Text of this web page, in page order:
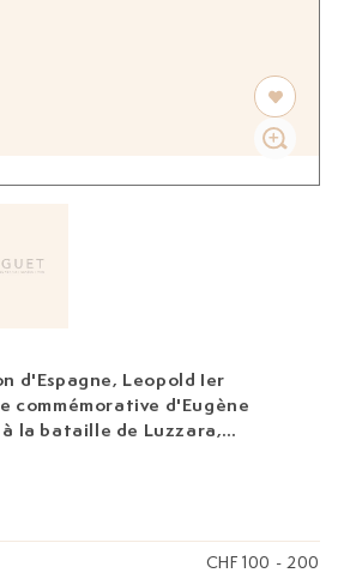
d'Espagne, Leopold Ier
commémorative d'Eugène
la bataille de Luzzara,
CHF 100 - 200